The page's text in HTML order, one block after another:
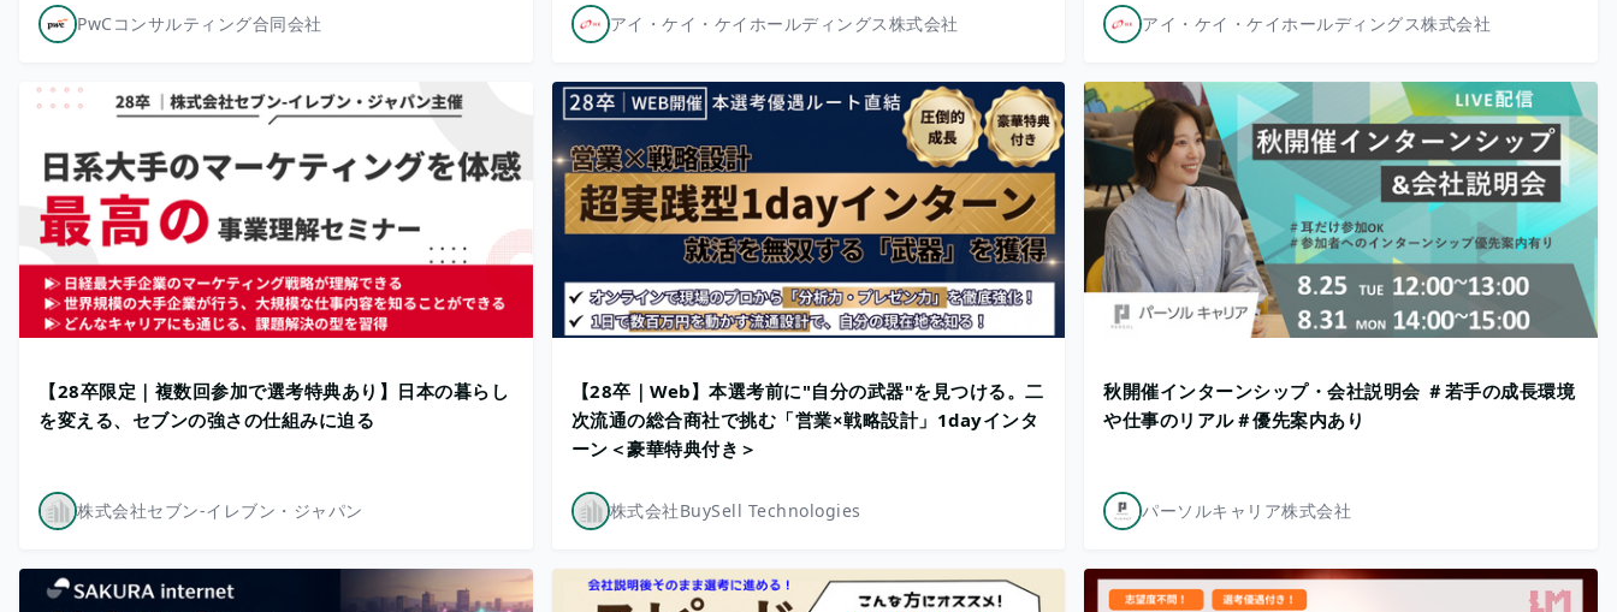
PwCコンサルティング合同会社 アイ・ケイ・ケイホールディングス株式会社 アイ・ケイ・ケイホールディングス株式会社
【28卒限定｜複数回参加で選考特典あり】日本の暮らし
を変える、セブンの強さの仕組みに迫る
株式会社セブン-イレブン・ジャパン
【28卒｜Web】本選考前に"自分の武器"を見つける。二
次流通の総合商社で挑む「営業×戦略設計」1dayインタ
ーン＜豪華特典付き＞
株式会社BuySell Technologies
秋開催インターンシップ・会社説明会 ＃若手の成長環境
や仕事のリアル＃優先案内あり
パーソルキャリア株式会社